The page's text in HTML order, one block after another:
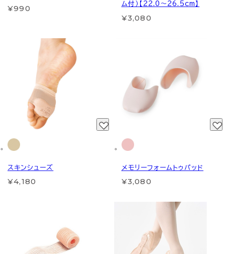
¥990
ム付）【22.0～26.5cm】
¥3,080
スキンシューズ
¥4,180
メモリーフォームトゥパッド
¥3,080